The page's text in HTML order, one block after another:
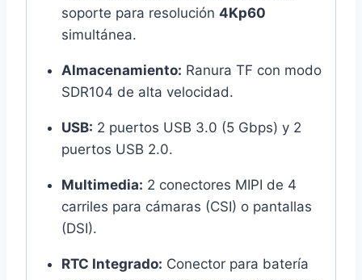
soporte para resolución 4Kp60
simultánea.
Almacenamiento: Ranura TF con modo
SDR104 de alta velocidad.
USB: 2 puertos USB 3.0 (5 Gbps) y 2
puertos USB 2.0.
Multimedia: 2 conectores MIPI de 4
carriles para cámaras (CSI) o pantallas
(DSI).
RTC Integrado: Conector para batería